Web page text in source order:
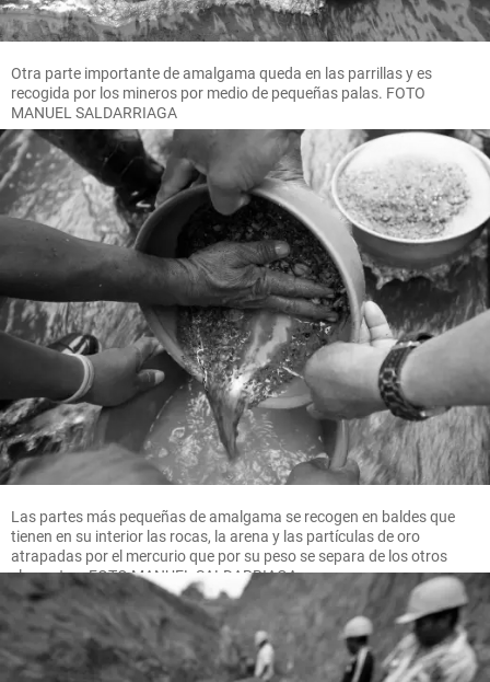
Otra parte importante de amalgama queda en las parrillas y es
recogida por los mineros por medio de pequeñas palas. FOTO
MANUEL SALDARRIAGA
Las partes más pequeñas de amalgama se recogen en baldes que
tienen en su interior las rocas, la arena y las partículas de oro
atrapadas por el mercurio que por su peso se separa de los otros
elementos. FOTO MANUEL SALDARRIAGA